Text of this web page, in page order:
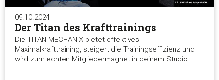
09.10.2024
Der Titan des Krafttrainings
Die TITAN MECHANIX bietet effektives
Maximalkrafttraining, steigert die Trainingseffizienz und
wird zum echten Mitgliedermagnet in deinem Studio.